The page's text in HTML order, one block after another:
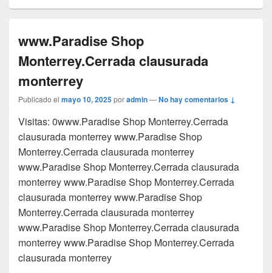
www.Paradise Shop
Monterrey.Cerrada clausurada
monterrey
Publicado el mayo 10, 2025poradmin—No hay comentarios ↓
Visitas: 0www.Paradise Shop Monterrey.Cerrada
clausurada monterrey www.Paradise Shop
Monterrey.Cerrada clausurada monterrey
www.Paradise Shop Monterrey.Cerrada clausurada
monterrey www.Paradise Shop Monterrey.Cerrada
clausurada monterrey www.Paradise Shop
Monterrey.Cerrada clausurada monterrey
www.Paradise Shop Monterrey.Cerrada clausurada
monterrey www.Paradise Shop Monterrey.Cerrada
clausurada monterrey